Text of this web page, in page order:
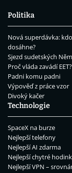
Politika
Nová superdávka:
dosáhne?
Sjezd sudetských
Proč vláda zavádí EET?
Padni komu padni
Výpověď z práce vzor
Divoký kačer
Technologie
SpaceX na burze
Nejlepší telefony
Nejlepší AI zdarma
Nejlepší chytré
Nejlepší VPN –